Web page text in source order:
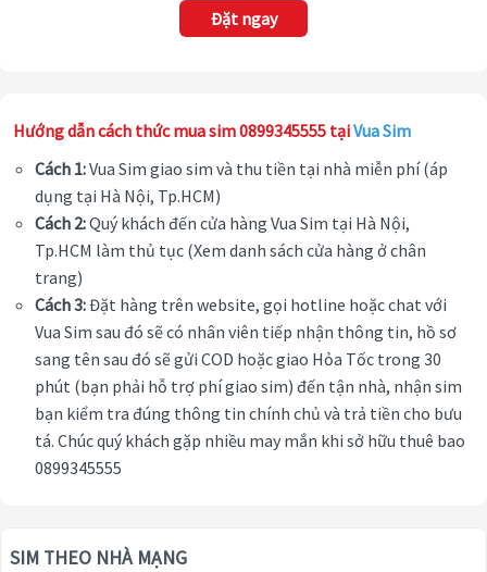
Đặt ngay
Hướng dẫn cách thức mua sim 0899345555 tạiVua Sim
Cách 1:Vua Sim giao sim và thu tiền tại nhà miễn phí (áp
dụng tại Hà Nội, Tp.HCM)
Cách 2:Quý khách đến cửa hàng Vua Sim tại Hà Nội,
Tp.HCM làm thủ tục (Xem danh sách cửa hàng ở chân
trang)
Cách 3:Đặt hàng trên website, gọi hotline hoặc chat với
Vua Sim sau đó sẽ có nhân viên tiếp nhận thông tin, hồ sơ
sang tên sau đó sẽ gửi COD hoặc giao Hỏa Tốc trong 30
phút (bạn phải hỗ trợ phí giao sim) đến tận nhà, nhận sim
bạn kiểm tra đúng thông tin chính chủ và trả tiền cho bưu
tá. Chúc quý khách gặp nhiều may mắn khi sở hữu thuê bao
0899345555
SIM THEO NHÀ MẠNG